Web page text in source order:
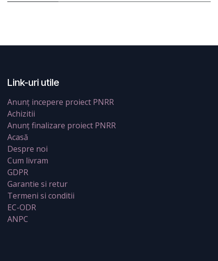
Link-uri utile
Anunț incepere proiect PNRR
Achizitii
Anunț finalizare proiect PNRR
Acasă
Despre noi
Cum livram
GDPR
Garantie si retur
Termeni si conditii
EC-ODR
ANPC